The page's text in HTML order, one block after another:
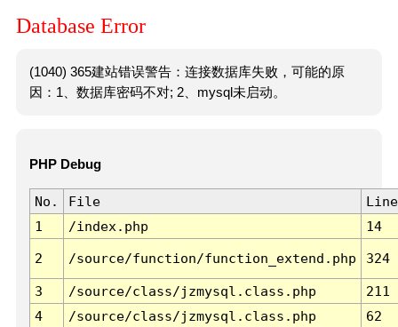
Database Error
(1040) 365建站错误警告：连接数据库失败，可能的原
因：1、数据库密码不对; 2、mysql未启动。
PHP Debug
No. File
Line
1
/index.php 14
2 /source/function/function_extend.php 324
3 /source/class/jzmysql.class.php
211
4
/source/class/jzmysql.class.php
62